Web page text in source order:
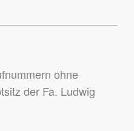
ohne
der Fa. Ludwig